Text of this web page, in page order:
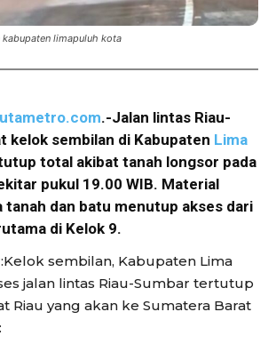
limapuluh kota
.-Jalan lintas Riau-
kelok sembilan di Kabupaten Lima
total akibat tanah longsor pada
pukul 19.00 WIB. Material
tanah dan batu menutup akses dari
di Kelok 9.
sembilan, Kabupaten Lima
jalan lintas Riau-Sumbar tertutup
Riau yang akan ke Sumatera Barat